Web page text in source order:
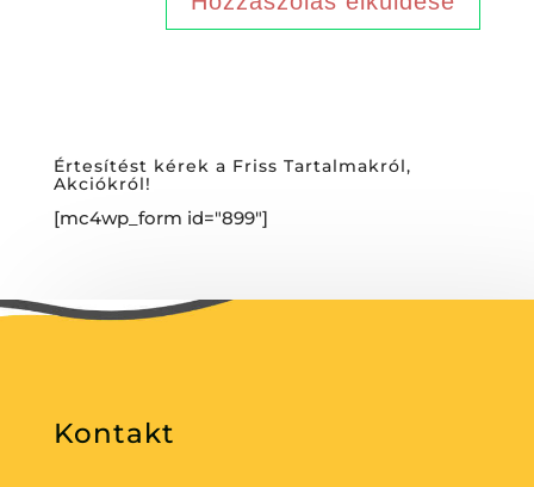
Értesítést kérek a Friss Tartalmakról,
Akciókról!
[mc4wp_form id="899"]
Kontakt